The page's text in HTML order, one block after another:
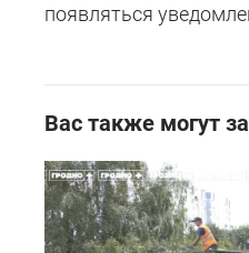
появляться
Вас также могут